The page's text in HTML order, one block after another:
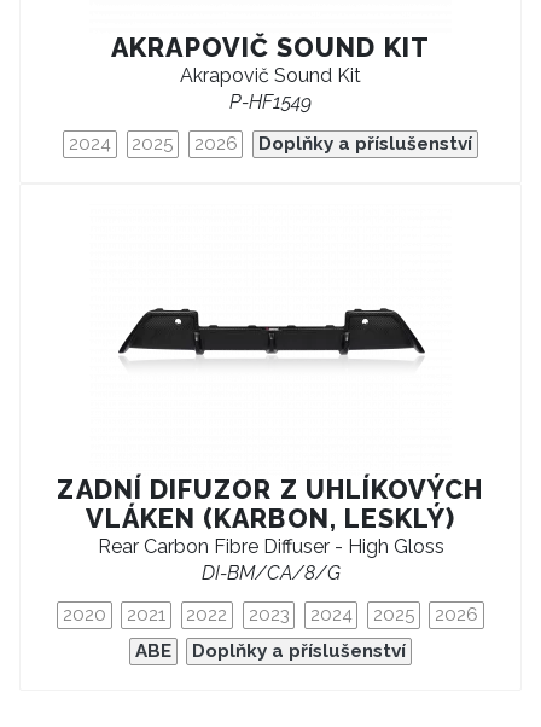
AKRAPOVIČ SOUND KIT
Akrapovič Sound Kit
P-HF1549
2024 2025 2026 Doplňky a příslušenství
ZADNÍ DIFUZOR Z UHLÍKOVÝCH
VLÁKEN (KARBON, LESKLÝ)
Rear Carbon Fibre Diffuser - High Gloss
DI-BM/CA/8/G
2020 2021 2022 2023 2024 2025
2026
ABE
Doplňky a příslušenství